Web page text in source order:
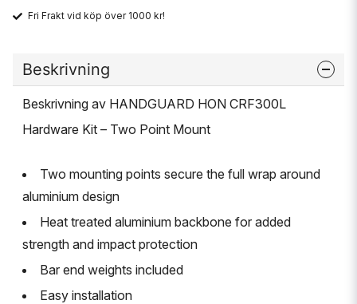
Fri Frakt vid köp över 1000 kr!
Beskrivning
Beskrivning av HANDGUARD HON CRF300L
Hardware Kit – Two Point Mount
Two mounting points secure the full wrap around
aluminium design
Heat treated aluminium backbone for added
strength and impact protection
Bar end weights included
Easy installation